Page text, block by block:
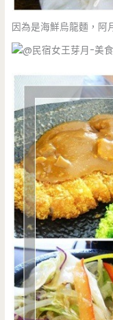
因為是海鮮烏龍麵，阿